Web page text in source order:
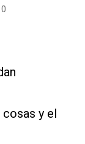
0
y el